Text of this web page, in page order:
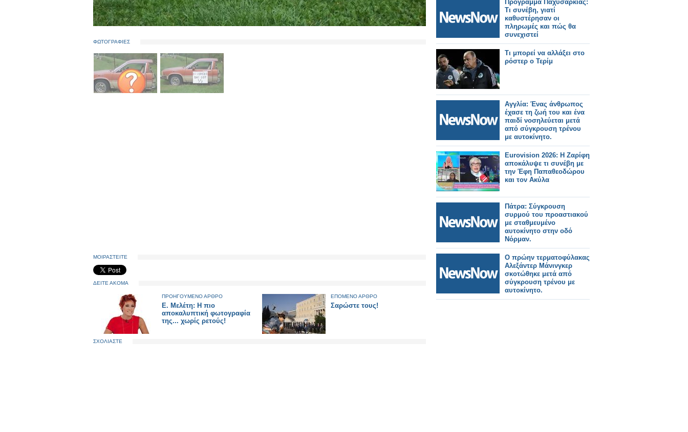
ΦΩΤΟΓΡΑΦΙΕΣ
ΜΟΙΡΑΣΤΕΙΤΕ
ΔΕΙΤΕ ΑΚΟΜΑ
ΠΡΟΗΓΟΥΜΕΝΟ ΑΡΘΡΟ
E. Μελέτη: Η πιο
αποκαλυπτική φωτογραφία
της... χωρίς ρετούς!
ΕΠΟΜΕΝΟ ΑΡΘΡΟ
Σαρώστε τους!
ΣΧΟΛΙΑΣΤΕ
Πρόγραμμα Παχυσαρκίας:
Τι συνέβη, γιατί
καθυστέρησαν οι
πληρωμές και πώς θα
συνεχιστεί
Τι μπορεί να αλλάξει στο
ρόστερ ο Τερίμ
Αγγλία: Ένας άνθρωπος
έχασε τη ζωή του και ένα
παιδί νοσηλεύεται μετά
από σύγκρουση τρένου
με αυτοκίνητο.
Eurovision 2026: Η Ζαρίφη
αποκάλυψε τι συνέβη με
την Έφη Παπαθεοδώρου
και τον Ακύλα
Πάτρα: Σύγκρουση
συρμού του προαστιακού
με σταθμευμένο
αυτοκίνητο στην οδό
Νόρμαν.
Ο πρώην τερματοφύλακας
Αλεξάντερ Μάνινγκερ
σκοτώθηκε μετά από
σύγκρουση τρένου με
αυτοκίνητο.